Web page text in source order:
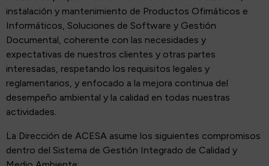
instalación y mantenimiento de Productos Ofimáticos e
Informáticos, Soluciones de Software y Gestión
Documental, coherente con las necesidades y
expectativas de nuestros clientes y otras partes
interesadas, respetando los requisitos legales y
reglamentarios, y enfocado a la mejora continua del
desempeño ambiental y la calidad en todas nuestras
actividades.​
La Dirección de ACESA asume los siguientes compromisos
dentro del Sistema de Gestión Integrado de Calidad y